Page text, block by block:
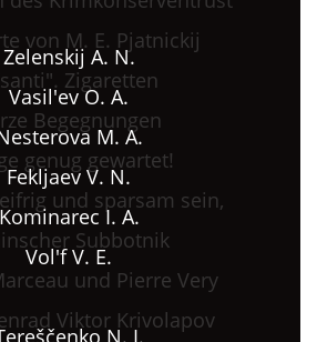
von M. E. Pjatnickij
Zelenskij A. N.
Zigaretten
Vasil'ev O. A.
Begegnungen
M. A.
genug gewartet!
Fekljaev V. N.
und sparsam sein,
Kominarec I. A.
Subbotnik
Vol'f V. E.
und Pierre Very
Viktor Krivolapov
N. I.